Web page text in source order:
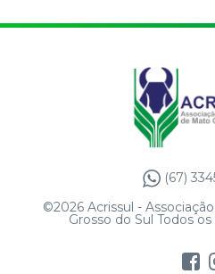
(67)
©2026 Acrissul -
Grosso do Sul Todos